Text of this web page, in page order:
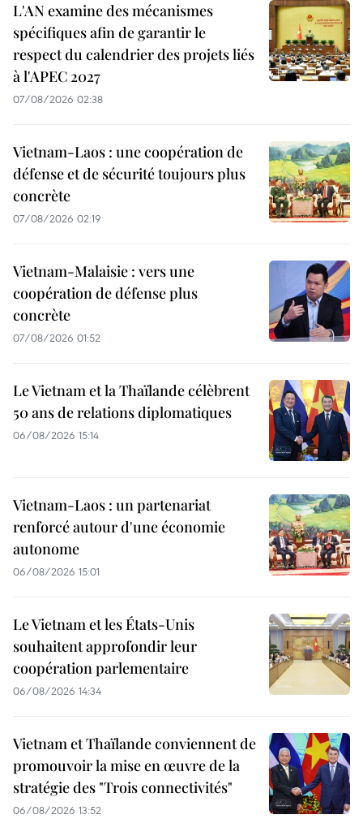
L'AN examine des mécanismes
spécifiques afin de garantir le
respect du calendrier des projets liés
à l'APEC 2027
07/08/2026 02:38
Vietnam-Laos : une coopération de
défense et de sécurité toujours plus
concrète
07/08/2026 02:19
Vietnam-Malaisie : vers une
coopération de défense plus
concrète
07/08/2026 01:52
Le Vietnam et la Thaïlande célèbrent
50 ans de relations diplomatiques
06/08/2026 15:14
Vietnam-Laos : un partenariat
renforcé autour d'une économie
autonome
06/08/2026 15:01
Le Vietnam et les États-Unis
souhaitent approfondir leur
coopération parlementaire
06/08/2026 14:34
Vietnam et Thaïlande conviennent de
promouvoir la mise en œuvre de la
stratégie des "Trois connectivités"
06/08/2026 13:52